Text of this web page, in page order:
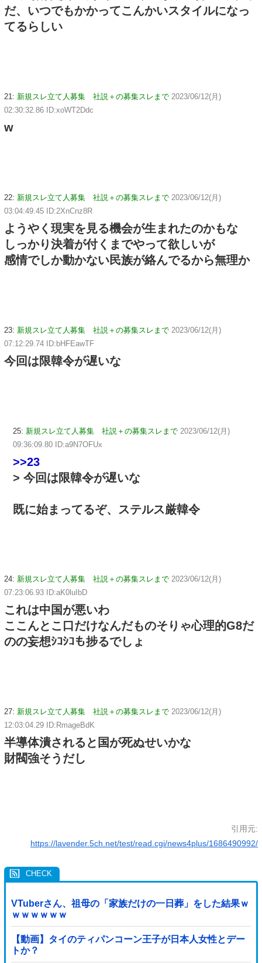
だ、いつでもかかってこんかいスタイルになっ
てるらしい
21: 新規スレ立て人募集 社説＋の募集スレまで 2023/06/12(月)
02:30:32.86 ID:xoWT2Ddc
w
22: 新規スレ立て人募集 社説＋の募集スレまで 2023/06/12(月)
03:04:49.45 ID:2XnCnz8R
ようやく現実を見る機会が生まれたのかもな
しっかり決着が付くまでやって欲しいが
感情でしか動かない民族が絡んでるから無理か
23: 新規スレ立て人募集 社説＋の募集スレまで 2023/06/12(月)
07:12:29.74 ID:bHFEawTF
今回は限韓令が遅いな
25: 新規スレ立て人募集 社説＋の募集スレまで 2023/06/12(月)
09:36:09.80 ID:a9N7OFUx
>>23
> 今回は限韓令が遅いな
既に始まってるぞ、ステルス厳韓令
24: 新規スレ立て人募集 社説＋の募集スレまで 2023/06/12(月)
07:23:06.93 ID:aK0luIbD
これは中国が悪いわ
ここんとこ口だけなんだものそりゃ心理的G8だ
のの妄想ｼｺｼｺも捗るでしょ
27: 新規スレ立て人募集 社説＋の募集スレまで 2023/06/12(月)
12:03:04.29 ID:RmageBdK
半導体潰されると国が死ぬせいかな
財閥強そうだし
引用元:
https://lavender.5ch.net/test/read.cgi/news4plus/1686490992/
VTuberさん、祖母の「家族だけの一日葬」をした結果ｗ
ｗｗｗｗｗｗ
【動画】タイのティパンコーン王子が日本人女性とデー
トか？